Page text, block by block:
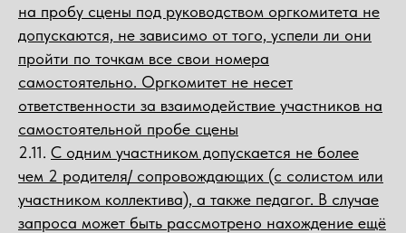
на пробу сцены под руководством оргкомитета не
допускаются, не зависимо от того, успели ли они
пройти по точкам все свои номера
самостоятельно. Оргкомитет не несет
ответственности за взаимодействие участников на
самостоятельной пробе сцены
2.11. С одним участником допускается не более
чем 2 родителя/ сопровождающих (с солистом или
участником коллектива), а также педагог. В случае
запроса может быть рассмотрено нахождение ещё